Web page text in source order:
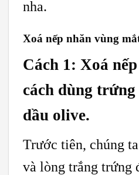
nha.
Xoá nếp nhăn vùng
Cách 1: Xoá
cách dùng trứng
dầu olive.
Trước tiên, chúng
và lòng trắng trứng